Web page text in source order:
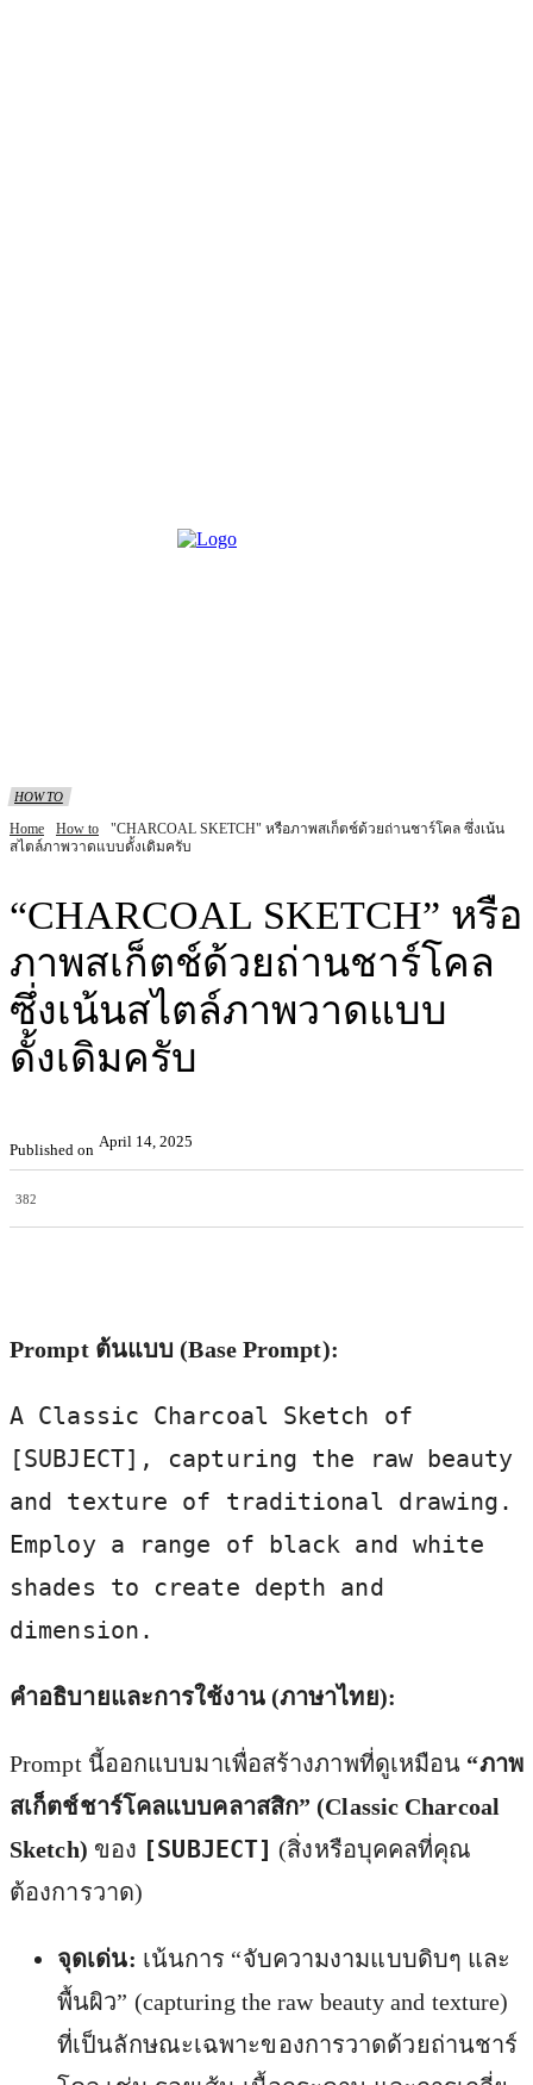
HOW TO
Home How to
"CHARCOAL SKETCH" หรือภาพสเก็ตช์ด้วยถ่านชาร์โคล ซึ่งเน้น
สไตล์ภาพวาดแบบดั้งเดิมครับ
“CHARCOAL SKETCH” หรือ
ภาพสเก็ตช์ด้วยถ่านชาร์โคล
ซึ่งเน้นสไตล์ภาพวาดแบบ
ดั้งเดิมครับ
Published on April 14, 2025
382
Prompt ต้นแบบ (Base Prompt):
A Classic Charcoal Sketch of
[SUBJECT], capturing the raw beauty
and texture of traditional drawing.
Employ a range of black and white
shades to create depth and
dimension.
คำอธิบายและการใช้งาน (ภาษาไทย):
Prompt นี้ออกแบบมาเพื่อสร้างภาพที่ดูเหมือน “ภาพ
สเก็ตช์ชาร์โคลแบบคลาสสิก” (Classic Charcoal
Sketch) ของ [SUBJECT] (สิ่งหรือบุคคลที่คุณ
ต้องการวาด)
จุดเด่น: เน้นการ “จับความงามแบบดิบๆ และ
พื้นผิว” (capturing the raw beauty and texture)
ที่เป็นลักษณะเฉพาะของการวาดด้วยถ่านชาร์